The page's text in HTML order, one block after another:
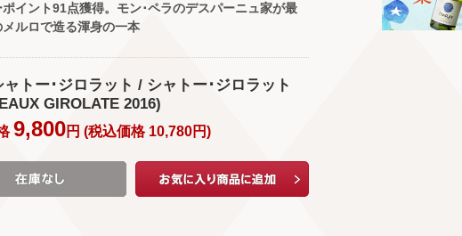
イント91点獲得。モン･ペラのデスパーニュ家が最
メルロで造る渾身の一本
ャトー･ジロラット / シャトー･ジロラット
GIROLATE 2016)
9,800円 (税込価格 10,780円)